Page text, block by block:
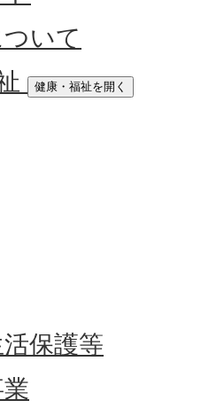
いて
健康・福祉を開く
保護等